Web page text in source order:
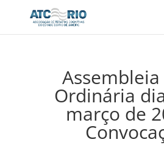
Ordinária
março de